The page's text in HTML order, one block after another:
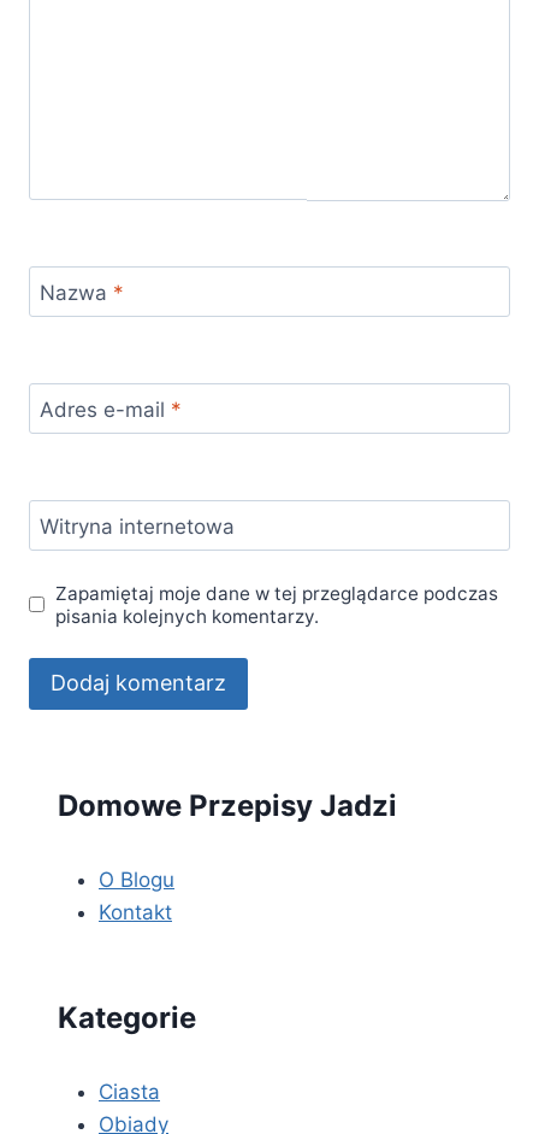
Nazwa *
Adres e-mail *
Witryna internetowa
Zapamiętaj moje dane w tej przeglądarce podczas
pisania kolejnych komentarzy.
Domowe Przepisy Jadzi
O Blogu
Kontakt
Kategorie
Ciasta
Obiady